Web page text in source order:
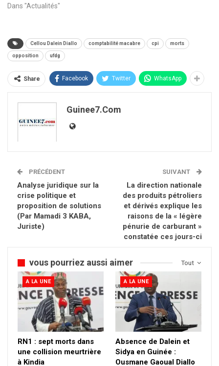
Dans "Actualités"
Cellou Dalein Diallo comptabilité macabre cpi morts
opposition ufdg
Share Facebook Twitter WhatsApp
Guinee7.com
PRÉCÉDENT
Analyse juridique sur la
crise politique et
proposition de solutions
(Par Mamadi 3 KABA,
Juriste)
SUIVANT
La direction nationale
des produits pétroliers
et dérivés explique les
raisons de la « légère
pénurie de carburant »
constatée ces jours-ci
Tout
vous pourriez aussi aimer
A LA UNE
RN1 : sept morts dans
une collision meurtrière
à Kindia
A LA UNE
Absence de Dalein et
Sidya en Guinée :
Ousmane Gaoual Diallo